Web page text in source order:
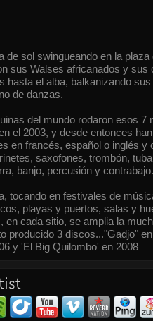
de sol swingueando en la plaza
sus Walses africanados y sus
hasta el alba, balkanizando
de danzas.
del mundo rodaron esos 7
el 2003, y desde entonces
en francés, español o inglés y
saxofones, trombón,
banjo, percusión y contrabajo.
tocando en festivales de
playas y puertos, salas y
en cada sitio, se amplia la
producido 3 discos..."Gadjo"
y 'El Big Quilombo' en 2008